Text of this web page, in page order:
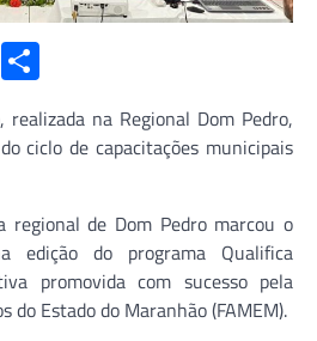
Facebook
na Regional Dom Pedro,
ciclo de capacitações municipais
regional de Dom Pedro marcou o
edição do programa Qualifica
promovida com sucesso pela
do Estado do Maranhão (FAMEM).